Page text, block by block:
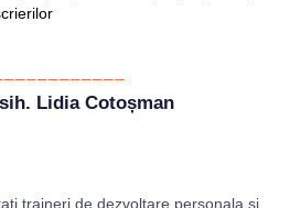
Lidia Cotoșman
traineri de dezvoltare personala si